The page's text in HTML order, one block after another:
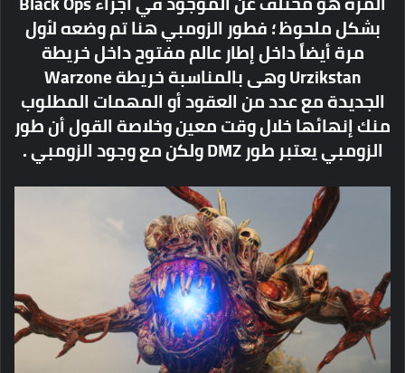
بشكل ملحوظ ؛ فطور الزومبي هنا تم وضعه لأول
مرة أيضاً داخل إطار عالم مفتوح داخل خريطة
Urzikstan وهى بالمناسبة خريطة Warzone
الجديدة مع عدد من العقود أو المهمات المطلوب
منك إنهائها خلال وقت معين وخلاصة القول أن طور
الزومبي يعتبر طور DMZ ولكن مع وجود الزومبي .